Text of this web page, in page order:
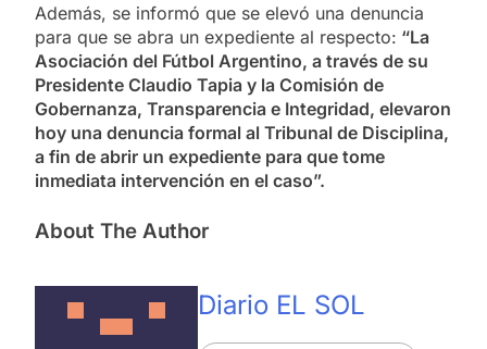
Además, se informó que se elevó una denuncia
para que se abra un expediente al respecto: “La
Asociación del Fútbol Argentino, a través de su
Presidente Claudio Tapia y la Comisión de
Gobernanza, Transparencia e Integridad, elevaron
hoy una denuncia formal al Tribunal de Disciplina,
a fin de abrir un expediente para que tome
inmediata intervención en el caso”.
About The Author
Diario EL SOL